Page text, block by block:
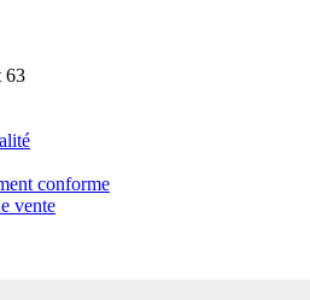
63
conforme
vente